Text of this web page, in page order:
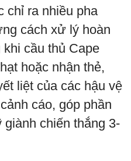
chỉ ra nhiều pha
cách xử lý hoàn
cầu thủ Cape
hoặc nhận thẻ,
liệt của các hậu vệ
cáo, góp phần
giành chiến thắng 3-